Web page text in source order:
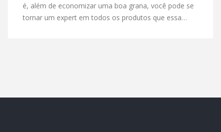
é, além de economizar uma boa grana, você pode se
tornar um expert em todos os produtos que essa